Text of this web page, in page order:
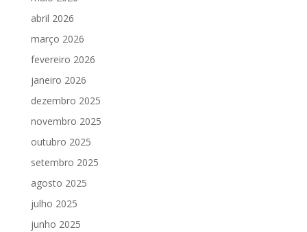
abril 2026
março 2026
fevereiro 2026
janeiro 2026
dezembro 2025
novembro 2025
outubro 2025
setembro 2025
agosto 2025
julho 2025
junho 2025